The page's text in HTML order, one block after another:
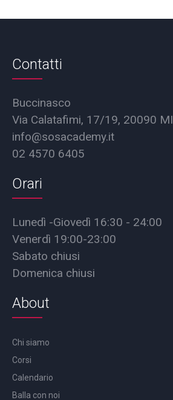
Contatti
Buccinasco
Via Calatafimi, 17/19, 20090 MI
info@sosacademy.it
02 4570 6405
Orari
Lunedì -Giovedì 16:30 - 24:00
Venerdì 19:00-23:00
Sabato chiusi
Domenica chiusi
About
Chi siamo
Corsi
Calendario
Balla con noi